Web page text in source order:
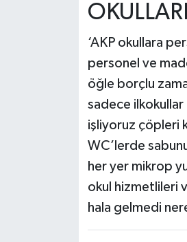
‘AKP okullara
personel ve
öğle borçlu
sadece ilkokullar
işliyoruz çöpleri
WC’lerde
her yer mikrop
okul hizmetlileri
hala gelmedi